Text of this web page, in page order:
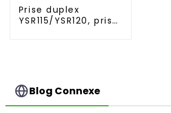
Prise duplex
YSR115/YSR120, prise
Blog Connexe